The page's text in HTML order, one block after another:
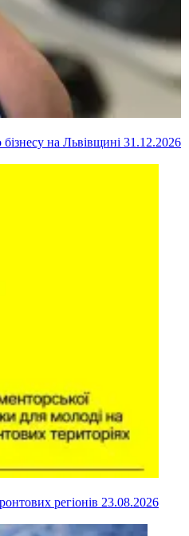
на Львівщині 31.12.2026
регіонів 23.08.2026